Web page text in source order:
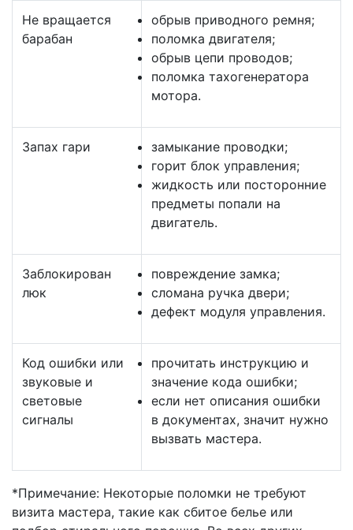
Не вращается
барабан
обрыв приводного ремня;
поломка двигателя;
обрыв цепи проводов;
поломка тахогенератора
мотора.
Запах гари
замыкание проводки;
горит блок управления;
жидкость или посторонние
предметы попали на
двигатель.
Заблокирован
люк
повреждение замка;
сломана ручка двери;
дефект модуля управления.
Код ошибки или
звуковые и
световые
сигналы
прочитать инструкцию и
значение кода ошибки;
если нет описания ошибки
в документах, значит нужно
вызвать мастера.
*Примечание: Некоторые поломки не требуют
визита мастера, такие как сбитое белье или